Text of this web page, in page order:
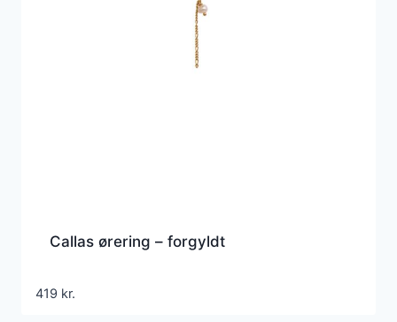
Callas ørering – forgyldt
419 kr.